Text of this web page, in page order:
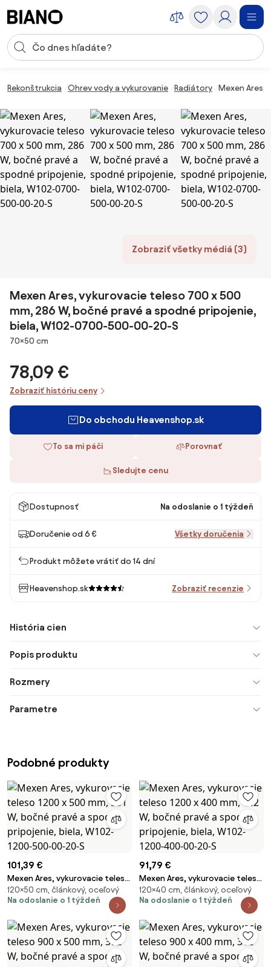
Vstup pre vyhľadávanie
Rekonštrukcia Ohrev vody a vykurovanie Radiátory Mexen
Zobraziť všetky médiá (3)
Mexen Ares, vykurovacie teleso 700 x 500
mm, 286 W, bočné pravé a spodné pripojenie,
biela, W102-0700-500-00-20-S
Rozmery
70×50 cm
78,09 €
Zobraziť históriu ceny
Do obchodu Heavenshop.sk
To sa mi páči Porovnať
Sledujte cenu
Dostupnosť Na odoslanie o 1 týždeň
Doručenie od 6 € Všetky doručenia
Produkt môžete vrátiť do 14 dní
Heavenshop.sk Zobraziť recenzie
História cien
Popis produktu
Rozmery
Parametre
Podobné produkty
101,39 €
Mexen Ares, vykurovacie teleso
1200 x 500 mm, 531 W, bočné
pravé a spodné pripojenie,
biela, W102-1200-500-00-20-S
120×50 cm, článkový, oceľový
Na odoslanie o 1 týždeň
91,79 €
Mexen Ares, vykurovacie teleso
1200 x 400 mm, 442 W, bočné
pravé a spodné pripojenie,
biela, W102-1200-400-00-20-S
120×40 cm, článkový, oceľový
Na odoslanie o 1 týždeň